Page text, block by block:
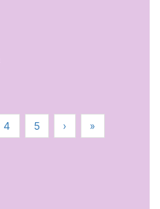
4 5 › »